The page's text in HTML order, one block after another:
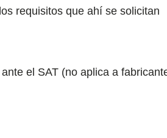
requisitos que ahí se solicitan
el SAT (no aplica a